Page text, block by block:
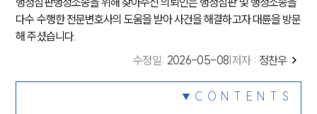
다수 수행한 전문변호사의 도움을 받아 사건을 해결하고자 대륜을 방문
해 주셨습니다.
수정일: 2026-05-08 저자 : 정찬우
CONTENTS